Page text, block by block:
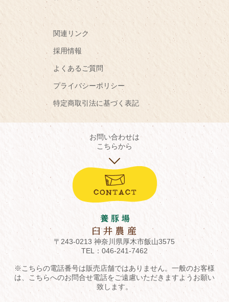
関連リンク
採用情報
よくあるご質問
プライバシーポリシー
特定商取引法に基づく表記
お問い合わせは
こちらから
〒243-0213 神奈川県厚木市飯山3575
TEL： 046-241-7462
※こちらの電話番号は販売店舗ではありません。一般のお客様
は、こちらへのお問合せ電話をご遠慮いただきますようお願い
致します。